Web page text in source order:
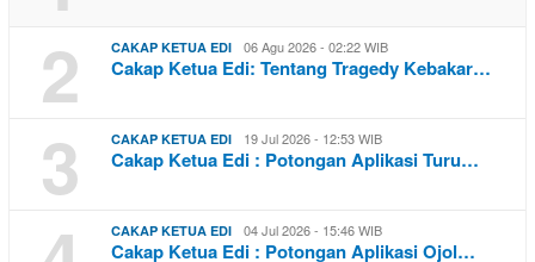
2 CAKAP KETUA EDI 06 Agu 2026 - 02:22 WIB
Cakap Ketua Edi: Tentang Tragedy Kebakar…
3 CAKAP KETUA EDI 19 Jul 2026 - 12:53 WIB
Cakap Ketua Edi : Potongan Aplikasi Turu…
CAKAP KETUA EDI 04 Jul 2026 - 15:46 WIB
Cakap Ketua Edi : Potongan Aplikasi Ojol…